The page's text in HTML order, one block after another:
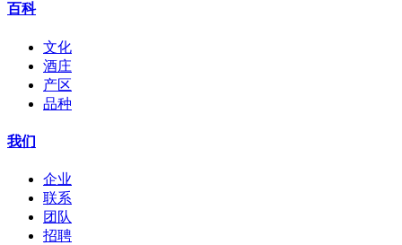
百科
文化
酒庄
产区
品种
我们
企业
联系
团队
招聘